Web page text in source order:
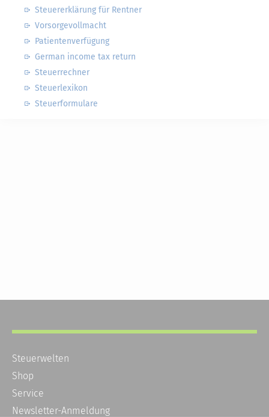
Steuererklärung für Rentner
Vorsorgevollmacht
Patientenverfügung
German income tax return
Steuerrechner
Steuerlexikon
Steuerformulare
Steuerwelten
Shop
Service
Newsletter-Anmeldung